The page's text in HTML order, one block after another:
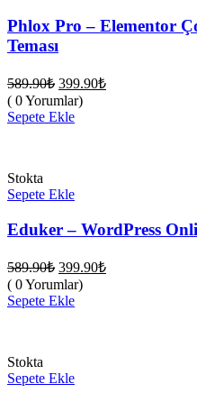
Phlox Pro – Elementor
Teması
589.90₺ Orijinal
fiyat:
589.90₺.
399.90₺Şu
( 0 Yorumlar)
Sepete Ekle
Stokta
Sepete Ekle
Eduker – WordPress
589.90₺ Orijinal
fiyat:
589.90₺.
399.90₺Şu
( 0 Yorumlar)
Sepete Ekle
Stokta
Sepete Ekle